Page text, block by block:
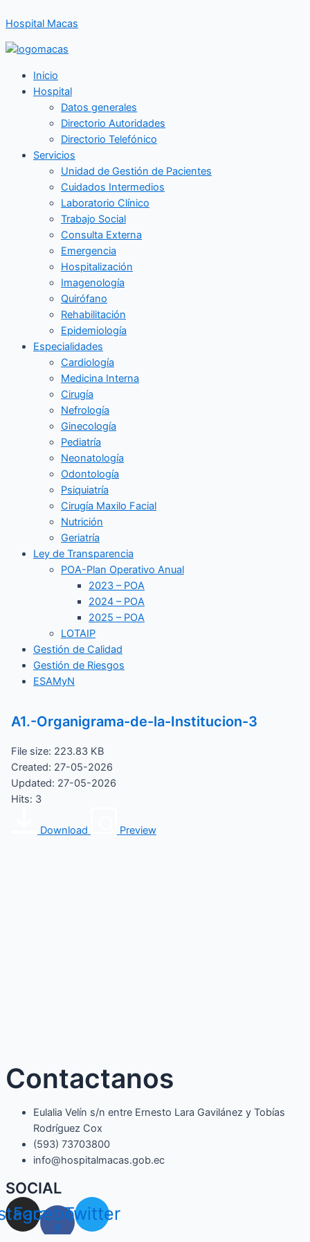
al
contenido
Hospital Macas
Inicio
Hospital
Datos generales
Directorio Autoridades
Directorio Telefónico
Servicios
Unidad de Gestión de Pacientes
Cuidados Intermedios
Laboratorio Clínico
Trabajo Social
Consulta Externa
Emergencia
Hospitalización
Imagenología
Quirófano
Rehabilitación
Epidemiología
Especialidades
Cardiología
Medicina Interna
Cirugía
Nefrología
Ginecología
Pediatría
Neonatología
Odontología
Psiquiatría
Cirugía Maxilo Facial
Nutrición
Geriatría
Ley de Transparencia
POA-Plan Operativo Anual
2023 – POA
2024 – POA
2025 – POA
LOTAIP
Gestión de Calidad
Gestión de Riesgos
ESAMyN
A1.-Organigrama-de-la-Institucion-3
File size: 223.83 KB
Created: 27-05-2026
Updated: 27-05-2026
Hits: 3
Download Preview
Contactanos
Eulalia Velín s/n entre Ernesto Lara Gavilánez y Tobías
Rodríguez Cox
(593) 73703800​
info@hospitalmacas.gob.ec
SOCIAL
Facebook-
f
Twitter